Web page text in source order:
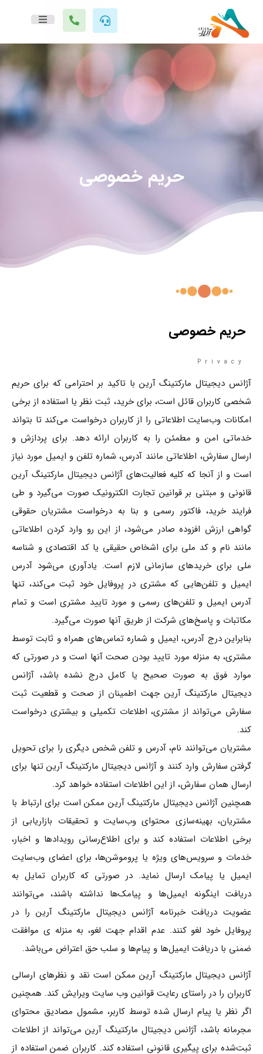
حریم خصوصی
حریم خصوصی
Privacy
آژانس دیجیتال مارکتینگ آرین با تاکید بر احترامی که برای حریم
شخصی کاربران قائل است، برای خرید، ثبت نظر یا استفاده از برخی
امکانات وب‌سایت اطلاعاتی را از کاربران درخواست می‌کند تا بتواند
خدماتی امن و مطمئن را به کاربران ارائه دهد. برای پردازش و
ارسال سفارش، اطلاعاتی مانند آدرس، شماره تلفن و ایمیل مورد نیاز
است و از آنجا که کلیه فعالیت‌های آژانس دیجیتال مارکتینگ آرین
قانونی و مبتنی بر قوانین تجارت الکترونیک صورت می‌گیرد و طی
فرایند خرید، فاکتور رسمی و بنا به درخواست مشتریان حقوقی
گواهی ارزش افزوده صادر می‌شود، از این رو وارد کردن اطلاعاتی
مانند نام و کد ملی برای اشخاص حقیقی یا کد اقتصادی و شناسه
ملی برای خریدهای سازمانی لازم است. یادآوری می‌شود آدرس
ایمیل و تلفن‌هایی که مشتری در پروفایل خود ثبت می‌کند، تنها
آدرس ایمیل و تلفن‌های رسمی و مورد تایید مشتری است و تمام
مکاتبات و پاسخ‌های شرکت از طریق آنها صورت می‌گیرد.
بنابراین درج آدرس، ایمیل و شماره تماس‌های همراه و ثابت توسط
مشتری، به منزله مورد تایید بودن صحت آنها است و در صورتی که
موارد فوق به صورت صحیح یا کامل درج نشده باشد، آژانس
دیجیتال مارکتینگ آرین جهت اطمینان از صحت و قطعیت ثبت
سفارش می‌تواند از مشتری، اطلاعات تکمیلی و بیشتری درخواست
کند.
مشتریان می‌توانند نام، آدرس و تلفن شخص دیگری را برای تحویل
گرفتن سفارش وارد کنند و آژانس دیجیتال مارکتینگ آرین تنها برای
ارسال همان سفارش، از این اطلاعات استفاده خواهد کرد.
همچنین آژانس دیجیتال مارکتینگ آرین ممکن است برای ارتباط با
مشتریان، بهینه‌سازی محتوای وب‌سایت و تحقیقات بازاریابی از
برخی اطلاعات استفاده کند و برای اطلاع‌رسانی رویدادها و اخبار،
خدمات و سرویس‌های ویژه یا پروموشن‌ها، برای اعضای وب‌سایت
ایمیل یا پیامک ارسال نماید. در صورتی که کاربران تمایل به
دریافت اینگونه ایمیل‌ها و پیامک‌ها نداشته باشند، می‌توانند
عضویت دریافت خبرنامه آژانس دیجیتال مارکتینگ آرین را در
پروفایل خود لغو کنند. عدم اقدام جهت لغو، به منزله ی موافقت
ضمنی با دریافت ایمیل‌ها و پیام‌ها و سلب حق اعتراض می‌باشد.
آژانس دیجیتال مارکتینگ آرین ممکن است نقد و نظرهای ارسالی
کاربران را در راستای رعایت قوانین وب سایت ویرایش کند. همچنین
اگر نظر یا پیام ارسال شده توسط کاربر، مشمول مصادیق محتوای
مجرمانه باشد، آژانس دیجیتال مارکتینگ آرین می‌تواند از اطلاعات
ثبت‌شده برای پیگیری قانونی استفاده کند. کاربران ضمن استفاده از